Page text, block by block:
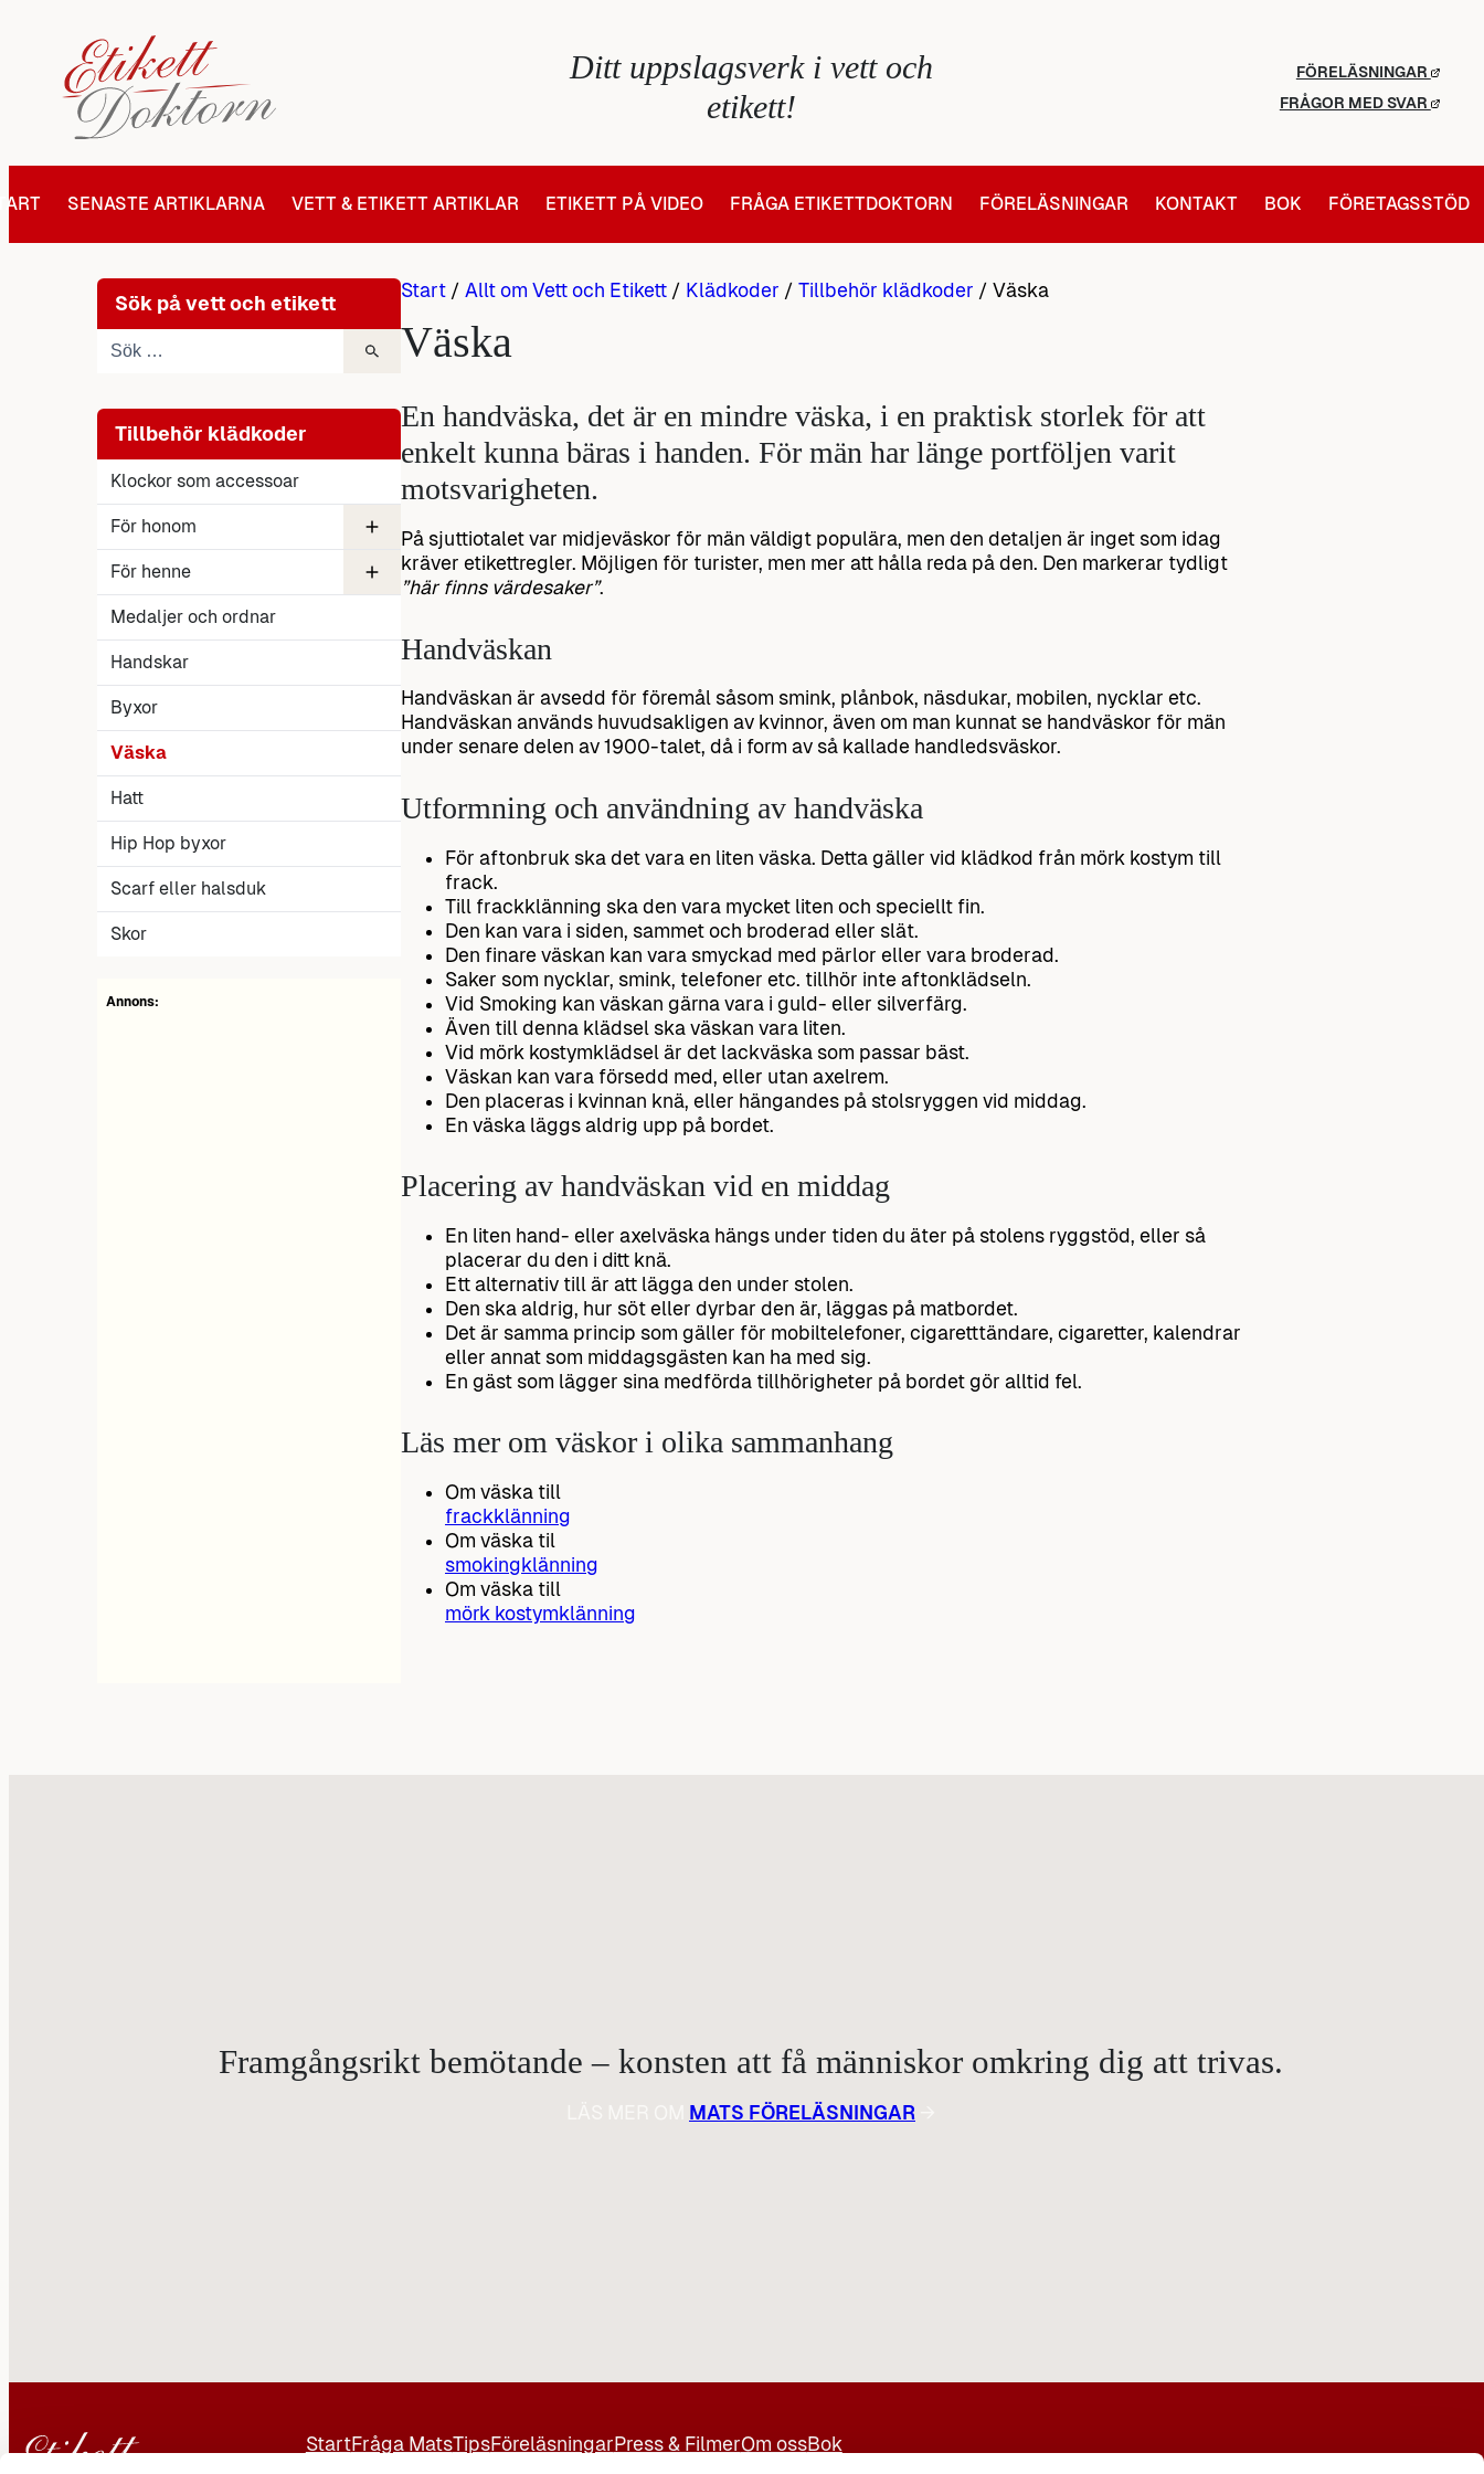
innehåll
Ditt uppslagsverk i vett och
etikett!
FÖRELÄSNINGAR
FRÅGOR MED SVAR
SENASTE ARTIKLARNA VETT & ETIKETT ARTIKLAR ETIKETT PÅ VIDEO FRÅGA ETIKETTDOKTORN FÖRELÄSNINGAR KONTAKT BOK FÖRETAGSSTÖD
Sök på vett och etikett
Tillbehör klädkoder
Klockor som accessoar
För honom
Skjorta
Slipsnål
Bälte
Väst
För henne
Smycken
Tiara och diadem
Slöjans etikett
Medaljer och ordnar
Handskar
Byxor
Väska
Hatt
Hip Hop byxor
Scarf eller halsduk
Skor
Annons:
Start / Allt om Vett och Etikett / Klädkoder / Tillbehör klädkoder / Väska
Väska
En handväska, det är en mindre väska, i en praktisk storlek för att
enkelt kunna bäras i handen. För män har länge portföljen varit
motsvarigheten.
På sjuttiotalet var midjeväskor för män väldigt populära, men den detaljen är inget som idag
kräver etikettregler. Möjligen för turister, men mer att hålla reda på den. Den markerar tydligt
”här finns värdesaker”.
Handväskan
Handväskan är avsedd för föremål såsom smink, plånbok, näsdukar, mobilen, nycklar etc.
Handväskan används huvudsakligen av kvinnor, även om man kunnat se handväskor för män
under senare delen av 1900-talet, då i form av så kallade handledsväskor.
Utformning och användning av handväska
För aftonbruk ska det vara en liten väska. Detta gäller vid klädkod från mörk kostym till
frack.
Till frackklänning ska den vara mycket liten och speciellt fin.
Den kan vara i siden, sammet och broderad eller slät.
Den finare väskan kan vara smyckad med pärlor eller vara broderad.
Saker som nycklar, smink, telefoner etc. tillhör inte aftonklädseln.
Vid Smoking kan väskan gärna vara i guld- eller silverfärg.
Även till denna klädsel ska väskan vara liten.
Vid mörk kostymklädsel är det lackväska som passar bäst.
Väskan kan vara försedd med, eller utan axelrem.
Den placeras i kvinnan knä, eller hängandes på stolsryggen vid middag.
En väska läggs aldrig upp på bordet.
Placering av handväskan vid en middag
En liten hand- eller axelväska hängs under tiden du äter på stolens ryggstöd, eller så
placerar du den i ditt knä.
Ett alternativ till är att lägga den under stolen.
Den ska aldrig, hur söt eller dyrbar den är, läggas på matbordet.
Det är samma princip som gäller för mobiltelefoner, cigaretttändare, cigaretter, kalendrar
eller annat som middagsgästen kan ha med sig.
En gäst som lägger sina medförda tillhörigheter på bordet gör alltid fel.
Läs mer om väskor i olika sammanhang
Om väska till
frackklänning
Om väska til
smokingklänning
Om väska till
mörk kostymklänning
Framgångsrikt bemötande – konsten att få människor omkring dig att trivas.
MATS FÖRELÄSNINGAR
StartFråga MatsTipsFöreläsningar Press & FilmerOm ossBok